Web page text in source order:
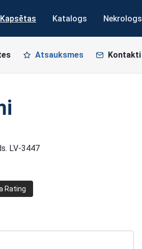
Kapsētas Katalogs Nekrologs
Atsauksmes Kontakti
LV-3447